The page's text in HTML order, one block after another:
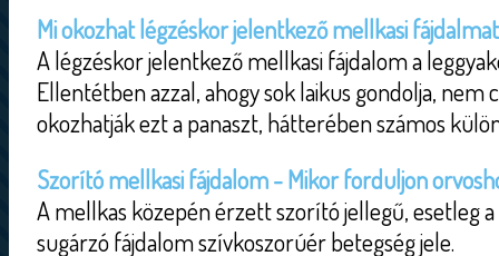
Mi okozhat légzéskor jelentkező mellkasi
A légzéskor jelentkező mellkasi fájdalom a
Ellentétben azzal, ahogy sok laikus gondolja, nem
okozhatják ezt a panaszt, hátterében számos
Szorító mellkasi fájdalom - Mikor forduljon
A mellkas közepén érzett szorító jellegű, esetleg
sugárzó fájdalom szívkoszorúér betegség jele.